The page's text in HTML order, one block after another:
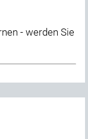
- werden Sie